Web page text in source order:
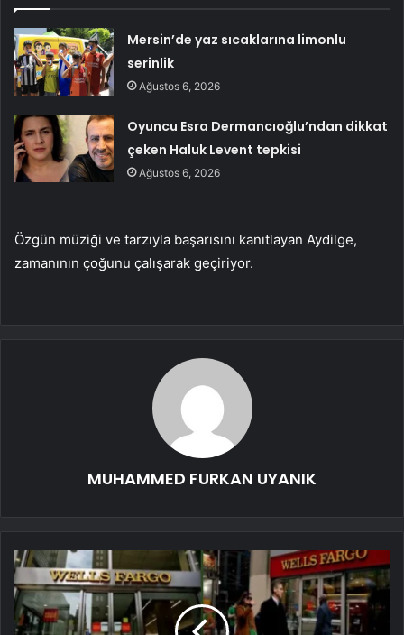
Mersin’de yaz sıcaklarına limonlu
serinlik
Ağustos 6, 2026
Oyuncu Esra Dermancıoğlu’ndan dikkat
çeken Haluk Levent tepkisi
Ağustos 6, 2026
Özgün müziği ve tarzıyla başarısını kanıtlayan Aydilge,
zamanının çoğunu çalışarak geçiriyor.
MUHAMMED FURKAN UYANIK